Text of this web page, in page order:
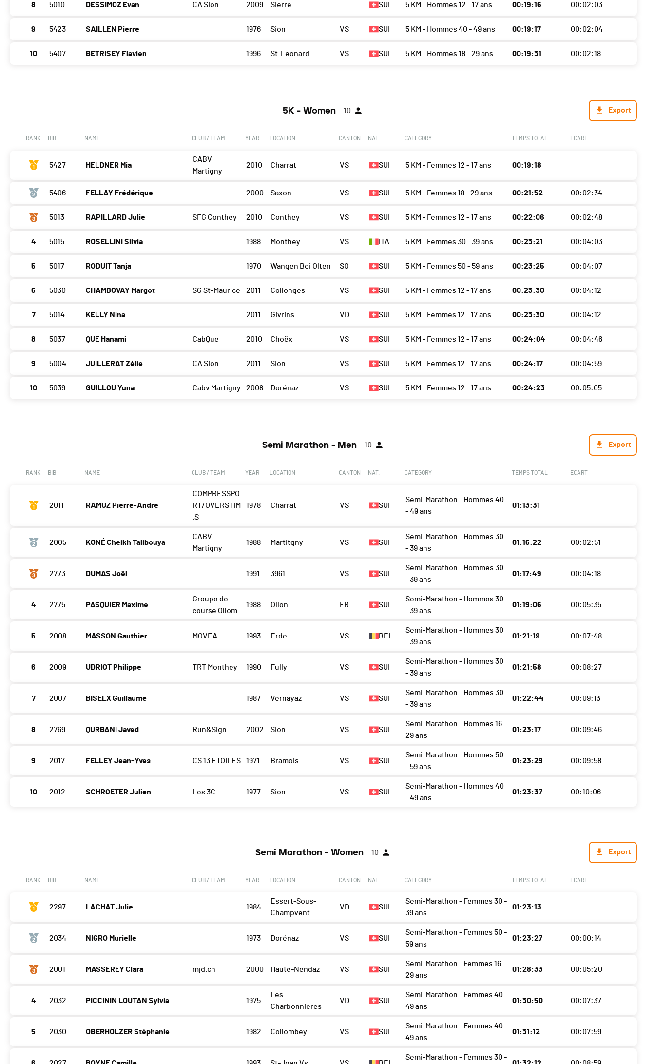
8 5010 DESSIMOZ Evan CA Sion 2009 Sierre - SUI 5 KM - Hommes 12 - 17 ans 00:19:16 00:02:03
9 5423 SAILLEN Pierre 1976 Sion VS SUI 5 KM - Hommes 40 - 49 ans 00:19:17 00:02:04
10 5407 BETRISEY Flavien 1996 St-Leonard VS SUI 5 KM - Hommes 18 - 29 ans 00:19:31 00:02:18
5K - Women 10 Export
RANK BIB NAME CLUB / TEAM YEAR LOCATION CANTON NAT. CATEGORY TEMPS TOTAL ECART
5427 HELDNER Mia
CABV
Martigny
2010 Charrat VS SUI 5 KM - Femmes 12 - 17 ans 00:19:18
5406 FELLAY Frédérique 2000 Saxon VS SUI 5 KM - Femmes 18 - 29 ans 00:21:52 00:02:34
5013 RAPILLARD Julie SFG Conthey 2010 Conthey VS SUI 5 KM - Femmes 12 - 17 ans 00:22:06 00:02:48
4 5015 ROSELLINI Silvia 1988 Monthey VS ITA 5 KM - Femmes 30 - 39 ans 00:23:21 00:04:03
5 5017 RODUIT Tanja 1970 Wangen Bei Olten SO SUI 5 KM - Femmes 50 - 59 ans 00:23:25 00:04:07
6 5030 CHAMBOVAY Margot SG St-Maurice 2011 Collonges VS SUI 5 KM - Femmes 12 - 17 ans 00:23:30 00:04:12
7 5014 KELLY Nina 2011 Givrins VD SUI 5 KM - Femmes 12 - 17 ans 00:23:30 00:04:12
8 5037 QUE Hanami CabQue 2010 Choëx VS SUI 5 KM - Femmes 12 - 17 ans 00:24:04 00:04:46
9 5004 JUILLERAT Zélie CA Sion 2011 Sion VS SUI 5 KM - Femmes 12 - 17 ans 00:24:17 00:04:59
10 5039 GUILLOU Yuna Cabv Martigny 2008 Dorénaz VS SUI 5 KM - Femmes 12 - 17 ans 00:24:23 00:05:05
Semi Marathon - Men 10 Export
RANK BIB NAME CLUB / TEAM YEAR LOCATION CANTON NAT. CATEGORY TEMPS TOTAL ECART
2011 RAMUZ Pierre-André
COMPRESSPO
RT/OVERSTIM
.S
1978 Charrat VS SUI
Semi-Marathon - Hommes 40
- 49 ans
01:13:31
2005 KONÉ Cheikh Talibouya
CABV
Martigny
1988 Martitgny VS SUI
Semi-Marathon - Hommes 30
- 39 ans
01:16:22 00:02:51
2773 DUMAS Joël 1991 3961 VS SUI
Semi-Marathon - Hommes 30
- 39 ans
01:17:49 00:04:18
4 2775 PASQUIER Maxime
Groupe de
course Ollom
1988 Ollon FR SUI
Semi-Marathon - Hommes 30
- 39 ans
01:19:06 00:05:35
5 2008 MASSON Gauthier MOVEA 1993 Erde VS BEL
Semi-Marathon - Hommes 30
- 39 ans
01:21:19 00:07:48
6 2009 UDRIOT Philippe TRT Monthey 1990 Fully VS SUI
Semi-Marathon - Hommes 30
- 39 ans
01:21:58 00:08:27
7 2007 BISELX Guillaume 1987 Vernayaz VS SUI
Semi-Marathon - Hommes 30
- 39 ans
01:22:44 00:09:13
8 2769 QURBANI Javed Run&Sign 2002 Sion VS SUI
Semi-Marathon - Hommes 16 -
29 ans
01:23:17 00:09:46
9 2017 FELLEY Jean-Yves CS 13 ETOILES 1971 Bramois VS SUI
Semi-Marathon - Hommes 50
- 59 ans
01:23:29 00:09:58
10 2012 SCHROETER Julien Les 3C 1977 Sion VS SUI
Semi-Marathon - Hommes 40
- 49 ans
01:23:37 00:10:06
Semi Marathon - Women 10 Export
RANK BIB NAME CLUB / TEAM YEAR LOCATION CANTON NAT. CATEGORY TEMPS TOTAL ECART
2297 LACHAT Julie 1984
Essert-Sous-
Champvent
VD SUI
Semi-Marathon - Femmes 30 -
39 ans
01:23:13
2034 NIGRO Murielle 1973 Dorénaz VS SUI
Semi-Marathon - Femmes 50 -
59 ans
01:23:27 00:00:14
2001 MASSEREY Clara mjd.ch 2000 Haute-Nendaz VS SUI
Semi-Marathon - Femmes 16 -
29 ans
01:28:33 00:05:20
4 2032 PICCININ LOUTAN Sylvia 1975
Les
Charbonnières
VD SUI
Semi-Marathon - Femmes 40 -
49 ans
01:30:50 00:07:37
5 2030 OBERHOLZER Stéphanie 1982 Collombey VS SUI
Semi-Marathon - Femmes 40 -
49 ans
01:31:12 00:07:59
Semi-Marathon - Femmes 30 -